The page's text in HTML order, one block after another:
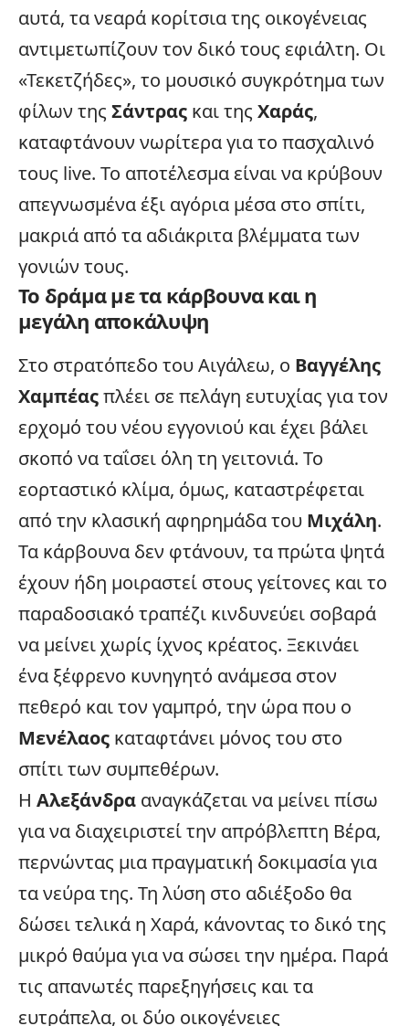
αυτά, τα νεαρά κορίτσια της οικογένειας
αντιμετωπίζουν τον δικό τους εφιάλτη. Οι
«Τεκετζήδες», το μουσικό συγκρότημα των
φίλων της Σάντρας και της Χαράς,
καταφτάνουν νωρίτερα για το πασχαλινό
τους live. Το αποτέλεσμα είναι να κρύβουν
απεγνωσμένα έξι αγόρια μέσα στο σπίτι,
μακριά από τα αδιάκριτα βλέμματα των
γονιών τους.
Το δράμα με τα κάρβουνα και η
μεγάλη αποκάλυψη
Στο στρατόπεδο του Αιγάλεω, ο Βαγγέλης
Χαμπέαςπλέει σε πελάγη ευτυχίας για τον
ερχομό του νέου εγγονιού και έχει βάλει
σκοπό να ταΐσει όλη τη γειτονιά. Το
εορταστικό κλίμα, όμως, καταστρέφεται
από την κλασική αφηρημάδα του Μιχάλη.
Τα κάρβουνα δεν φτάνουν, τα πρώτα ψητά
έχουν ήδη μοιραστεί στους γείτονες και το
παραδοσιακό τραπέζι κινδυνεύει σοβαρά
να μείνει χωρίς ίχνος κρέατος. Ξεκινάει
ένα ξέφρενο κυνηγητό ανάμεσα στον
πεθερό και τον γαμπρό, την ώρα που ο
Μενέλαος καταφτάνει μόνος του στο
σπίτι των συμπεθέρων.
Η Αλεξάνδρα αναγκάζεται να μείνει πίσω
για να διαχειριστεί την απρόβλεπτη Βέρα,
περνώντας μια πραγματική δοκιμασία για
τα νεύρα της. Τη λύση στο αδιέξοδο θα
δώσει τελικά η Χαρά, κάνοντας το δικό της
μικρό θαύμα για να σώσει την ημέρα. Παρά
τις απανωτές παρεξηγήσεις και τα
ευτράπελα, οι δύο οικογένειες